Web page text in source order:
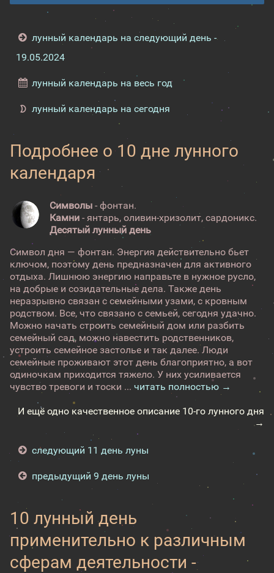
лунный календарь на следующий день -
19.05.2024
лунный календарь на весь год
лунный календарь на сегодня
Подробнее о 10 дне лунного
календаря
Символы - фонтан.
Камни - янтарь, оливин-хризолит, сардоникс.
Десятый лунный день
Символ дня — фонтан. Энергия действительно бьет
ключом, поэтому день предназначен для активного
отдыха. Лишнюю энергию направьте в нужное русло,
на добрые и созидательные дела. Также день
неразрывно связан с семейными узами, с кровным
родством. Все, что связано с семьей, сегодня удачно.
Можно начать строить семейный дом или разбить
семейный сад, можно навестить родственников,
устроить семейное застолье и так далее. Люди
семейные проживают этот день благоприятно, а вот
одиночкам приходится тяжело. У них усиливается
чувство тревоги и тоски ... читать полностью →
И ещё одно качественное описание 10-го лунного дня
→
следующий 11 день луны
предыдущий 9 день луны
10 лунный день
применительно к различным
сферам деятельности -